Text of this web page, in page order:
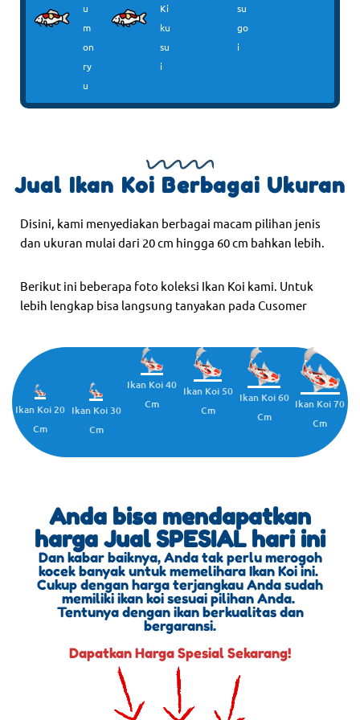
u
m
on
ry
u
Ki
ku
su
i
su
go
i
Jual Ikan Koi Berbagai Ukuran
Disini, kami menyediakan berbagai macam pilihan jenis
dan ukuran mulai dari 20 cm hingga 60 cm bahkan lebih.
Berikut ini beberapa foto koleksi Ikan Koi kami. Untuk
lebih lengkap bisa langsung tanyakan pada Cusomer
Ikan Koi 20
Cm
Ikan Koi 30
Cm
Ikan Koi 40
Cm
Ikan Koi 50
Cm
Ikan Koi 60
Cm
Ikan Koi 70
Cm
Anda bisa mendapatkan
harga Jual SPESIAL hari ini
Dan kabar baiknya, Anda tak perlu merogoh
kocek banyak untuk memelihara Ikan Koi ini.
Cukup dengan harga terjangkau Anda sudah
memiliki ikan koi sesuai pilihan Anda.
Tentunya dengan ikan berkualitas dan
bergaransi.
Dapatkan Harga Spesial Sekarang!